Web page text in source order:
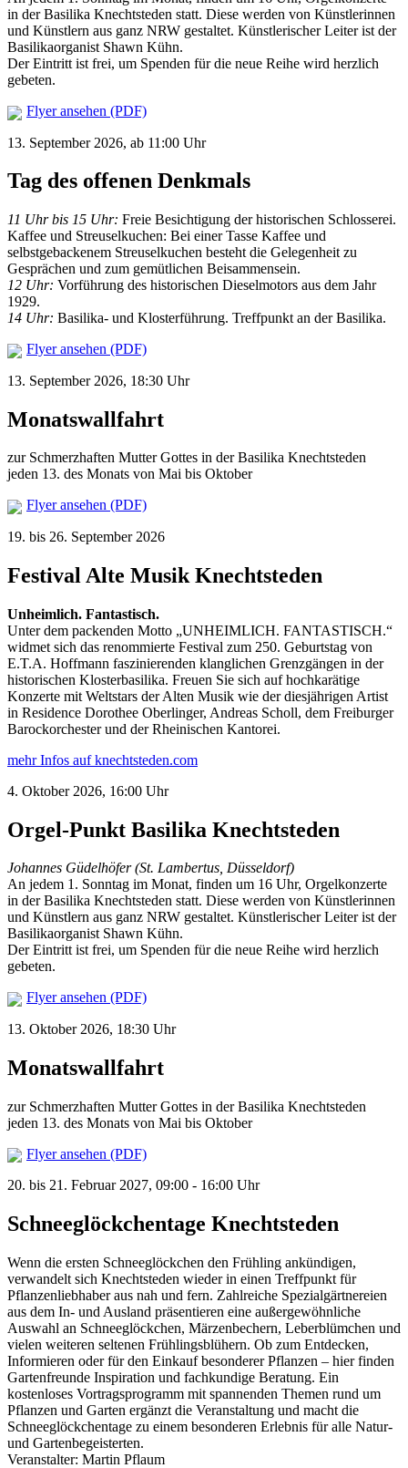
in der Basilika Knechtsteden statt. Diese werden von Künstlerinnen
und Künstlern aus ganz NRW gestaltet. Künstlerischer Leiter ist der
Basilikaorganist Shawn Kühn.
Der Eintritt ist frei, um Spenden für die neue Reihe wird herzlich
gebeten.
Flyer ansehen (PDF)
13. September 2026, ab 11:00 Uhr
Tag des offenen Denkmals
11 Uhr bis 15 Uhr: Freie Besichtigung der historischen Schlosserei.
Kaffee und Streuselkuchen: Bei einer Tasse Kaffee und
selbstgebackenem Streuselkuchen besteht die Gelegenheit zu
Gesprächen und zum gemütlichen Beisammensein.
12 Uhr: Vorführung des historischen Dieselmotors aus dem Jahr
1929.
14 Uhr: Basilika- und Klosterführung. Treffpunkt an der Basilika.
Flyer ansehen (PDF)
13. September 2026, 18:30 Uhr
Monatswallfahrt
zur Schmerzhaften Mutter Gottes in der Basilika Knechtsteden
jeden 13. des Monats von Mai bis Oktober
Flyer ansehen (PDF)
19. bis 26. September 2026
Festival Alte Musik Knechtsteden
Unheimlich. Fantastisch.
Unter dem packenden Motto „UNHEIMLICH. FANTASTISCH.“
widmet sich das renommierte Festival zum 250. Geburtstag von
E.T.A. Hoffmann faszinierenden klanglichen Grenzgängen in der
historischen Klosterbasilika. Freuen Sie sich auf hochkarätige
Konzerte mit Weltstars der Alten Musik wie der diesjährigen Artist
in Residence Dorothee Oberlinger, Andreas Scholl, dem Freiburger
Barockorchester und der Rheinischen Kantorei.
mehr Infos auf knechtsteden.com
4. Oktober 2026, 16:00 Uhr
Orgel-Punkt Basilika Knechtsteden
Johannes Güdelhöfer (St. Lambertus, Düsseldorf)
An jedem 1. Sonntag im Monat, finden um 16 Uhr, Orgelkonzerte
in der Basilika Knechtsteden statt. Diese werden von Künstlerinnen
und Künstlern aus ganz NRW gestaltet. Künstlerischer Leiter ist der
Basilikaorganist Shawn Kühn.
Der Eintritt ist frei, um Spenden für die neue Reihe wird herzlich
gebeten.
Flyer ansehen (PDF)
13. Oktober 2026, 18:30 Uhr
Monatswallfahrt
zur Schmerzhaften Mutter Gottes in der Basilika Knechtsteden
jeden 13. des Monats von Mai bis Oktober
Flyer ansehen (PDF)
20. bis 21. Februar 2027, 09:00 - 16:00 Uhr
Schneeglöckchentage Knechtsteden
Wenn die ersten Schneeglöckchen den Frühling ankündigen,
verwandelt sich Knechtsteden wieder in einen Treffpunkt für
Pflanzenliebhaber aus nah und fern. Zahlreiche Spezialgärtnereien
aus dem In- und Ausland präsentieren eine außergewöhnliche
Auswahl an Schneeglöckchen, Märzenbechern, Leberblümchen und
vielen weiteren seltenen Frühlingsblühern. Ob zum Entdecken,
Informieren oder für den Einkauf besonderer Pflanzen – hier finden
Gartenfreunde Inspiration und fachkundige Beratung. Ein
kostenloses Vortragsprogramm mit spannenden Themen rund um
Pflanzen und Garten ergänzt die Veranstaltung und macht die
Schneeglöckchentage zu einem besonderen Erlebnis für alle Natur-
und Gartenbegeisterten.
Veranstalter: Martin Pflaum